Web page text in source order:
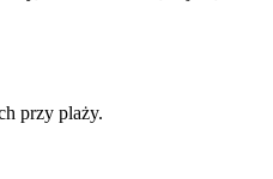
przy plaży.